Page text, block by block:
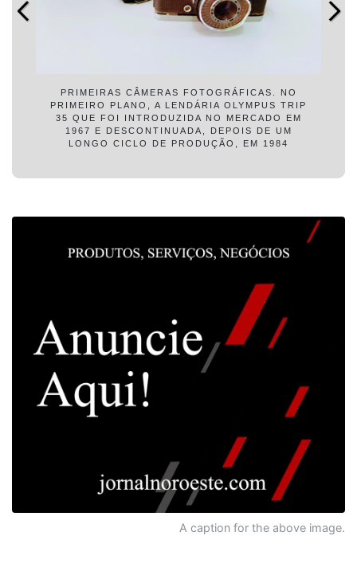
PRIMEIRAS CÂMERAS FOTOGRÁFICAS. NO
PRIMEIRO PLANO, A LENDÁRIA OLYMPUS TRIP
35 QUE FOI INTRODUZIDA NO MERCADO EM
1967 E DESCONTINUADA, DEPOIS DE UM
LONGO CICLO DE PRODUÇÃO, EM 1984
A caption for the above image.